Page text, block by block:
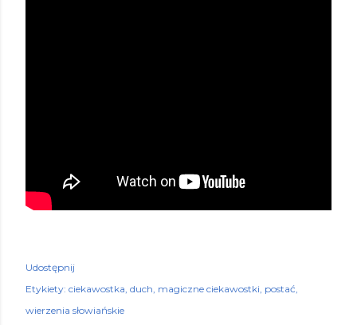
Udostępnij
Etykiety: ciekawostka duch magiczne ciekawostki postać
wierzenia słowiańskie